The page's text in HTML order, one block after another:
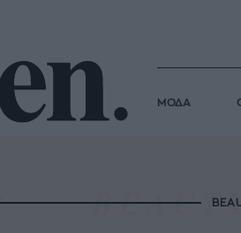
ΜΟΔΑ